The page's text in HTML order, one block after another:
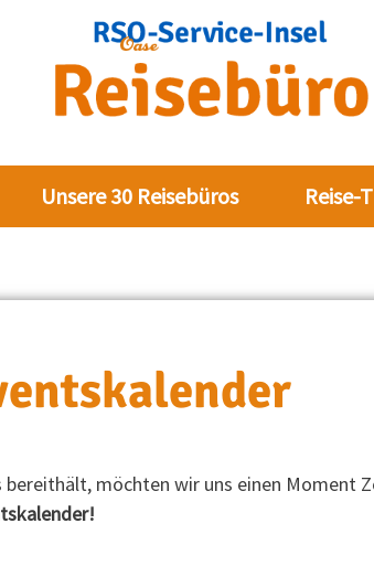
Unsere 30 Reisebüros Reise-
möchten wir uns einen Moment